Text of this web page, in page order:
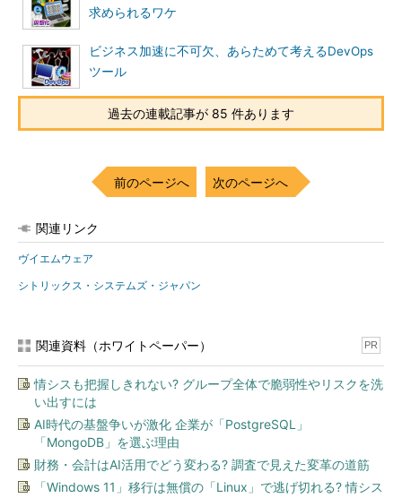
求められるワケ
ビジネス加速に不可欠、あらためて考えるDevOps
ツール
過去の連載記事が 85 件あります
前のページへ 次のページへ
関連リンク
ヴイエムウェア
シトリックス・システムズ・ジャパン
関連資料（ホワイトペーパー） PR
情シスも把握しきれない? グループ全体で脆弱性やリスクを洗
い出すには
AI時代の基盤争いが激化 企業が「PostgreSQL」
「MongoDB」を選ぶ理由
財務・会計はAI活用でどう変わる? 調査で見えた変革の道筋
「Windows 11」移行は無償の「Linux」で逃げ切れる? 情シス